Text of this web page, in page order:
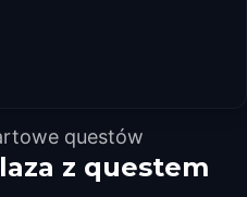
questów
z questem